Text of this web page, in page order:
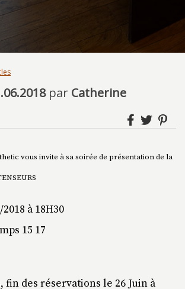
par Catherine
vous invite à sa soirée de présentation de la
à 18H30
15 17
fin des réservations le 26 Juin à